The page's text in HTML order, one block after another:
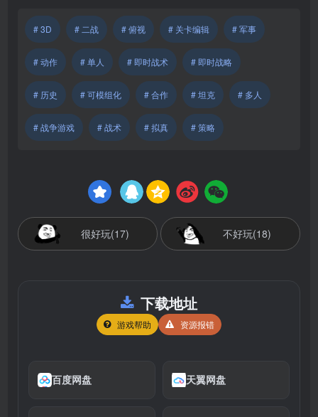
# 3D # 二战 # 俯视 # 关卡编辑 # 军事
# 动作 # 单人 # 即时战术 # 即时战略
# 历史 # 可模组化 # 合作 # 坦克 # 多人
# 战争游戏 # 战术 # 拟真 # 策略
很好玩(17) 不好玩(18)
下载地址
游戏帮助 资源报错
百度网盘 天翼网盘